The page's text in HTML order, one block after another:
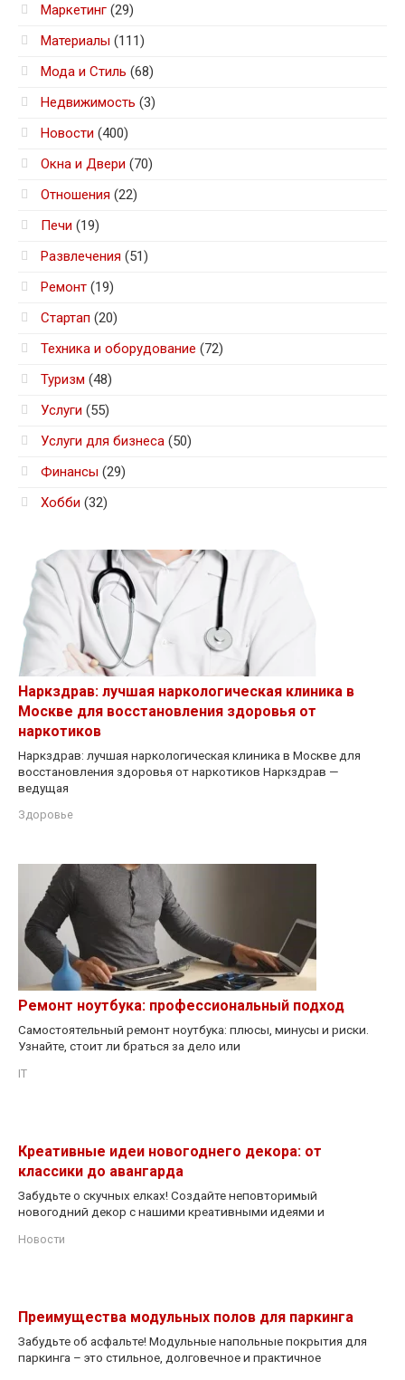
Маркетинг (29)
Материалы (111)
Мода и Стиль (68)
Недвижимость (3)
Новости (400)
Окна и Двери (70)
Отношения (22)
Печи (19)
Развлечения (51)
Ремонт (19)
Стартап (20)
Техника и оборудование (72)
Туризм (48)
Услуги (55)
Услуги для бизнеса (50)
Финансы (29)
Хобби (32)
Наркздрав: лучшая наркологическая клиника в
Москве для восстановления здоровья от
наркотиков
Наркздрав: лучшая наркологическая клиника в Москве для
восстановления здоровья от наркотиков Наркздрав —
ведущая
Здоровье
Ремонт ноутбука: профессиональный подход
Самостоятельный ремонт ноутбука: плюсы, минусы и риски.
Узнайте, стоит ли браться за дело или
IT
Креативные идеи новогоднего декора: от
классики до авангарда
Забудьте о скучных елках! Создайте неповторимый
новогодний декор с нашими креативными идеями и
Новости
Преимущества модульных полов для паркинга
Забудьте об асфальте! Модульные напольные покрытия для
паркинга – это стильное, долговечное и практичное